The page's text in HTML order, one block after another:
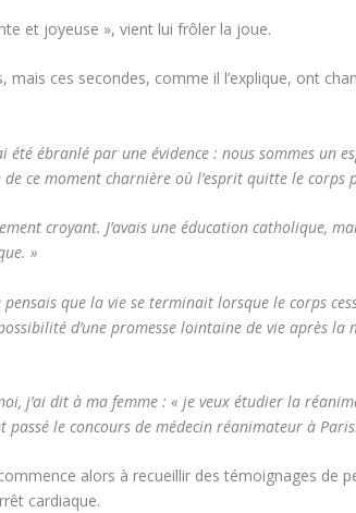
et joyeuse », vient lui frôler la joue.
mais ces secondes, comme il l’explique, ont
été ébranlé par une évidence : nous sommes un
de ce moment charnière où l’esprit quitte le
croyant. J’avais une éducation catholique,
»
pensais que la vie se terminait lorsque le corps
d’une promesse lointaine de vie après la
j’ai dit à ma femme : « je veux étudier la
passé le concours de médecin réanimateur à
alors à recueillir des témoignages de
cardiaque.